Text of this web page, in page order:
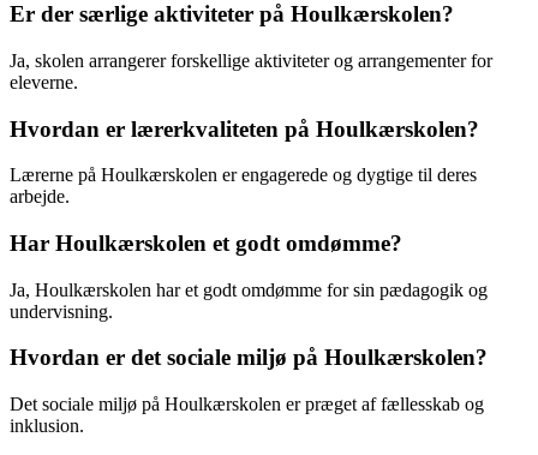
Er der særlige aktiviteter på Houlkærskolen?
Ja, skolen arrangerer forskellige aktiviteter og arrangementer for
eleverne.
Hvordan er lærerkvaliteten på Houlkærskolen?
Lærerne på Houlkærskolen er engagerede og dygtige til deres
arbejde.
Har Houlkærskolen et godt omdømme?
Ja, Houlkærskolen har et godt omdømme for sin pædagogik og
undervisning.
Hvordan er det sociale miljø på Houlkærskolen?
Det sociale miljø på Houlkærskolen er præget af fællesskab og
inklusion.